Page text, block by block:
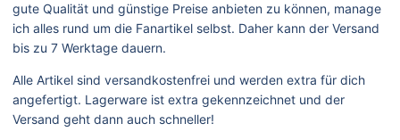
gute Qualität und günstige Preise anbieten zu können, manage
ich alles rund um die Fanartikel selbst. Daher kann der Versand
bis zu 7 Werktage dauern.
Alle Artikel sind versandkostenfrei und werden extra für dich
angefertigt. Lagerware ist extra gekennzeichnet und der
Versand geht dann auch schneller!